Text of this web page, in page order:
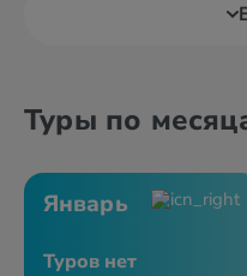
Туры по
Январь
Туров нет